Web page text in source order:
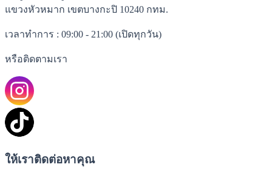
แขวงหัวหมาก เขตบางกะปิ 10240 กทม.
เวลาทำการ : 09:00 - 21:00 (เปิดทุกวัน)
หรือติดตามเรา
ให้เราติดต่อหาคุณ